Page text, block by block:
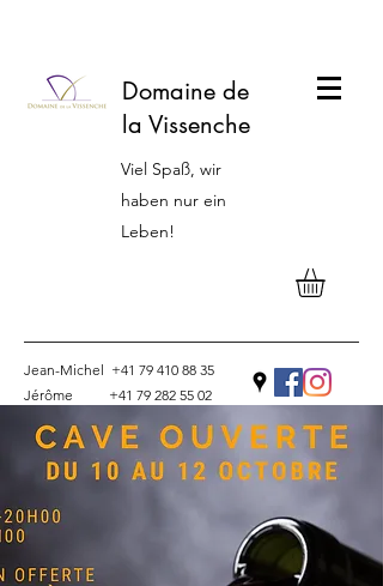
Domaine de
la Vissenche
Viel Spaß, wir
haben nur ein
Leben!
Jean-Michel +41 79 410 88 35
Jérôme +41 79 282 55 02
Kontakt